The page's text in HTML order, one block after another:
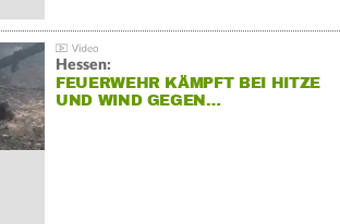
Hessen:
FEUERWEHR KÄMPFT BEI HITZE
UND WIND GEGEN…